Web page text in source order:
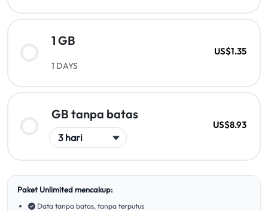
1 GB
1 DAYS
US$1.35
GB tanpa batas
US$8.93
Paket Unlimited mencakup:
Data tanpa batas, tanpa terputus